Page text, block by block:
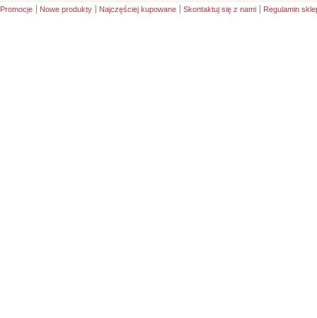
Promocje Nowe produkty Najczęściej kupowane Skontaktuj się z nami Regulamin